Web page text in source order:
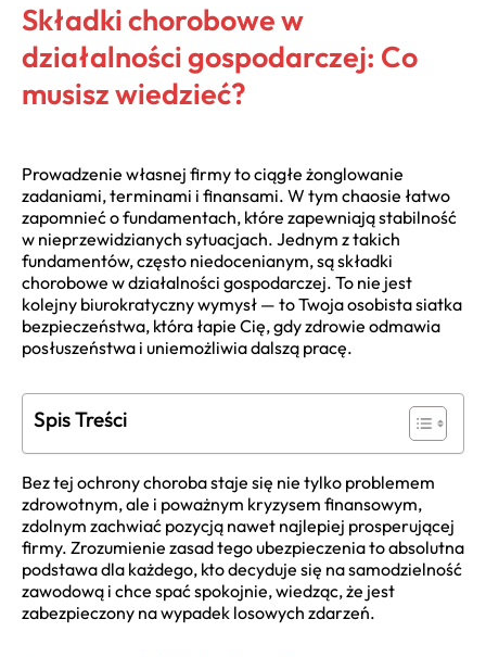
Składki chorobowe w
działalności gospodarczej: Co
musisz wiedzieć?
Prowadzenie własnej firmy to ciągłe żonglowanie
zadaniami, terminami i finansami. W tym chaosie łatwo
zapomnieć o fundamentach, które zapewniają stabilność
w nieprzewidzianych sytuacjach. Jednym z takich
fundamentów, często niedocenianym, są składki
chorobowe w działalności gospodarczej. To nie jest
kolejny biurokratyczny wymysł — to Twoja osobista siatka
bezpieczeństwa, która łapie Cię, gdy zdrowie odmawia
posłuszeństwa i uniemożliwia dalszą pracę.
Spis Treści
Bez tej ochrony choroba staje się nie tylko problemem
zdrowotnym, ale i poważnym kryzysem finansowym,
zdolnym zachwiać pozycją nawet najlepiej prosperującej
firmy. Zrozumienie zasad tego ubezpieczenia to absolutna
podstawa dla każdego, kto decyduje się na samodzielność
zawodową i chce spać spokojnie, wiedząc, że jest
zabezpieczony na wypadek losowych zdarzeń.